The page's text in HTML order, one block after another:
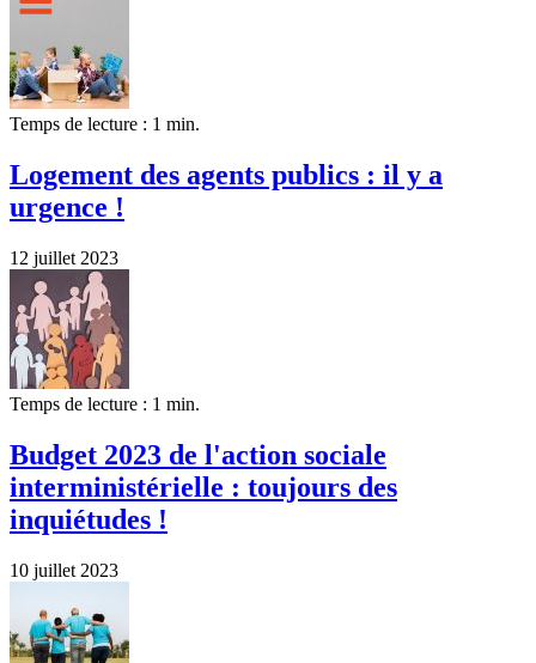
Temps de lecture : 1 min.
Logement des agents publics : il y a
urgence !
12 juillet 2023
Temps de lecture : 1 min.
Budget 2023 de l'action sociale
interministérielle : toujours des
inquiétudes !
10 juillet 2023